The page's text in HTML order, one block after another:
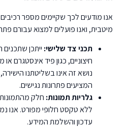
אנו מודעים לכך שקיימים מספר
מיטבית, ואנו פועלים למצוא עבורם
תכני צד שלישי: ייתכן
חיצוניים, כגון פיד אינסטגרם
נושא זה אינו בשליטתנו
המציעים פתרונות נגישים.
גלריות תמונות: חלק מהתמונות
ללא טקסט חלופי מפורט. אנו
עדכון והשלמת המידע.